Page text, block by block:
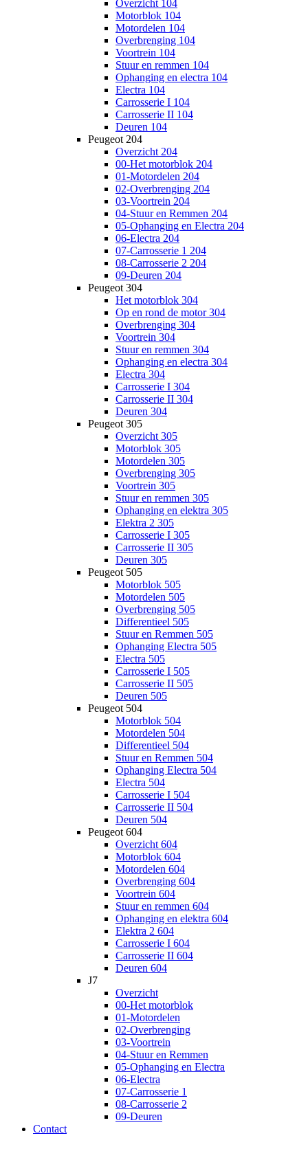
Overzicht 104
Motorblok 104
Motordelen 104
Overbrenging 104
Voortrein 104
Stuur en remmen 104
Ophanging en electra 104
Electra 104
Carrosserie I 104
Carrosserie II 104
Deuren 104
Peugeot 204
Overzicht 204
00-Het motorblok 204
01-Motordelen 204
02-Overbrenging 204
03-Voortrein 204
04-Stuur en Remmen 204
05-Ophanging en Electra 204
06-Electra 204
07-Carrosserie 1 204
08-Carrosserie 2 204
09-Deuren 204
Peugeot 304
Het motorblok 304
Op en rond de motor 304
Overbrenging 304
Voortrein 304
Stuur en remmen 304
Ophanging en electra 304
Electra 304
Carrosserie I 304
Carrosserie II 304
Deuren 304
Peugeot 305
Overzicht 305
Motorblok 305
Motordelen 305
Overbrenging 305
Voortrein 305
Stuur en remmen 305
Ophanging en elektra 305
Elektra 2 305
Carrosserie I 305
Carrosserie II 305
Deuren 305
Peugeot 505
Motorblok 505
Motordelen 505
Overbrenging 505
Differentieel 505
Stuur en Remmen 505
Ophanging Electra 505
Electra 505
Carrosserie I 505
Carrosserie II 505
Deuren 505
Peugeot 504
Motorblok 504
Motordelen 504
Differentieel 504
Stuur en Remmen 504
Ophanging Electra 504
Electra 504
Carrosserie I 504
Carrosserie II 504
Deuren 504
Peugeot 604
Overzicht 604
Motorblok 604
Motordelen 604
Overbrenging 604
Voortrein 604
Stuur en remmen 604
Ophanging en elektra 604
Elektra 2 604
Carrosserie I 604
Carrosserie II 604
Deuren 604
J7
Overzicht
00-Het motorblok
01-Motordelen
02-Overbrenging
03-Voortrein
04-Stuur en Remmen
05-Ophanging en Electra
06-Electra
07-Carrosserie 1
08-Carrosserie 2
09-Deuren
Contact